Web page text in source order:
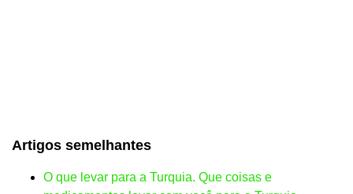
Artigos semelhantes
O que levar para a Turquia. Que coisas e